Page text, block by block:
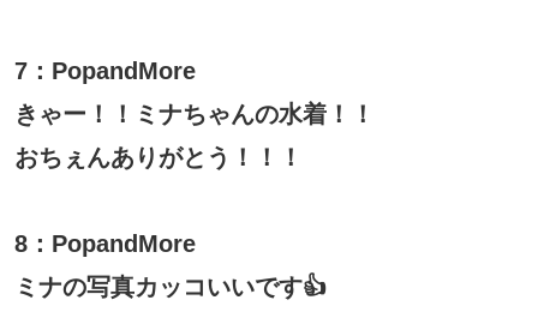
7：PopandMore
きゃー！！ミナちゃんの水着！！
おちぇんありがとう！！！
8：PopandMore
ミナの写真カッコいいです👍